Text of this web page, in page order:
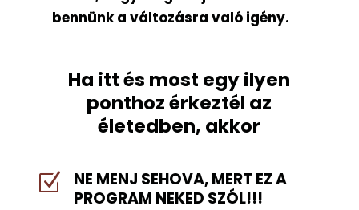
bennünk a változásra való igény.
Ha itt és most egy ilyen
ponthoz érkeztél az
életedben, akkor
Z
NE MENJ SEHOVA, MERT EZ A
PROGRAM NEKED SZÓL!!!